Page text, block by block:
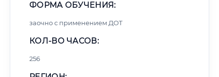
ФОРМА ОБУЧЕНИЯ:
заочно с применением ДОТ
КОЛ-ВО ЧАСОВ:
256